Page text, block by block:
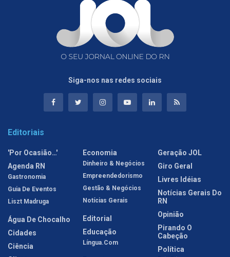
Siga-nos nas redes sociais
Editoriais
'Por Ocasião…'
Agenda RN
Gastronomia
Guia De Eventos
Liszt Madruga
Água De Chocalho
Cidades
Ciência
Economia
Dinheiro & Negócios
Empreendedorismo
Gestão & Negócios
Notícias Gerais
Editorial
Educação
Língua.com
Geração JOL
Giro Geral
Livres Idéias
Notícias Gerais Do
RN
Opinião
Pirando O
Cabeção
Política